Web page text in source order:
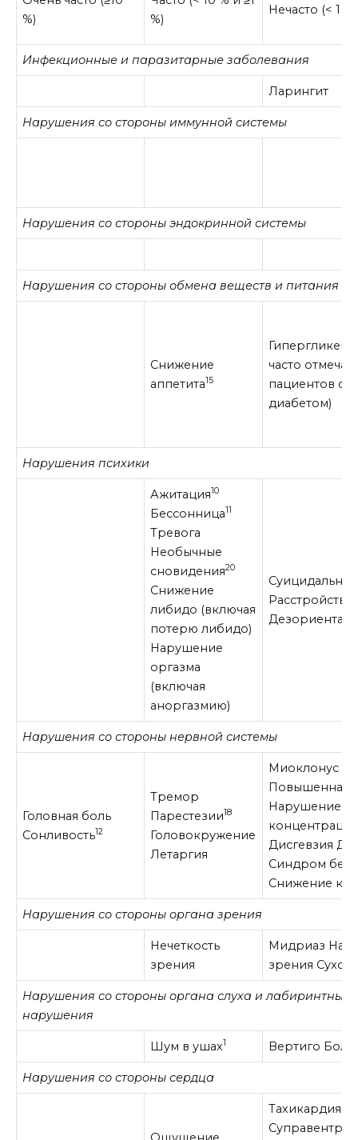
%)
%)
Нечасто (< 1 %
Инфекционные и паразитарные заболевания
Ларингит
Нарушения со стороны иммунной системы
Нарушения со стороны эндокринной системы
Нарушения со стороны обмена веществ и питания
Снижение
аппетита15
часто
пациентов с
диабетом)
Нарушения психики
Ажитация10
Бессонница11
Тревога
Необычные
сновидения20
Снижение
либидо (включая
потерю либидо)
Нарушение
оргазма
(включая
аноргазмию)
Нарушения со стороны нервной системы
Головная боль
Сонливость12
Тремор
Парестезии18
Головокружение
Летаргия
Миоклонус
Повышенная
Нарушение
Дисгевзия
Синдром
Снижение
Нарушения со стороны органа зрения
Нечеткость
зрения
Мидриаз
зрения
Нарушения со стороны органа слуха и лабиринтные
нарушения
Шум в ушах1 Вертиго Боль
Нарушения со стороны сердца
Тахикардия